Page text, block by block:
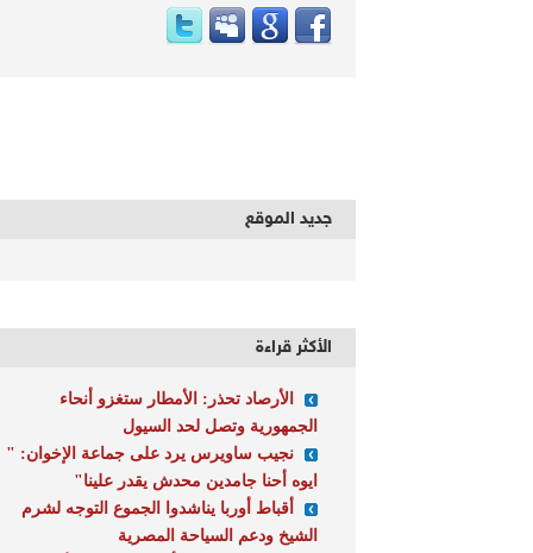
جديد الموقع
الأكثر قراءة
الأرصاد تحذر: الأمطار ستغزو أنحاء
الجمهورية وتصل لحد السيول
نجيب ساويرس يرد على جماعة الإخوان: "
ايوه أحنا جامدين محدش يقدر علينا"
أقباط أوربا يناشدوا الجموع التوجه لشرم
الشيخ ودعم السياحة المصرية